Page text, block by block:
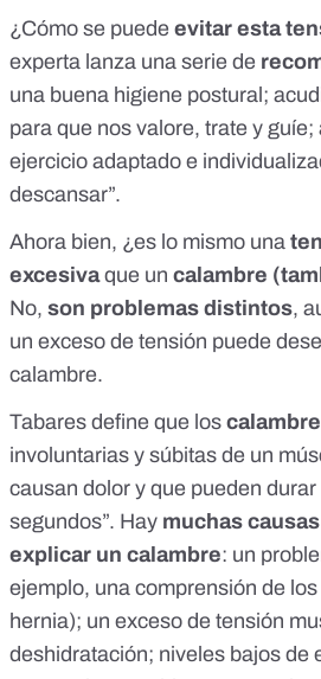
¿Cómo se puede evitar esta
experta lanza una serie de
una buena higiene postural;
para que nos valore, trate y guíe;
ejercicio adaptado e
descansar”.
Ahora bien, ¿es lo mismo una
excesivaque un calambre
No, son problemas distintos,
un exceso de tensión puede
calambre.
Tabares define que los
involuntarias y súbitas de un
causan dolor y que pueden
segundos”. Hay muchas
explicar un calambre: un
ejemplo, una comprensión de
hernia); un exceso de tensión
deshidratación; niveles bajos de